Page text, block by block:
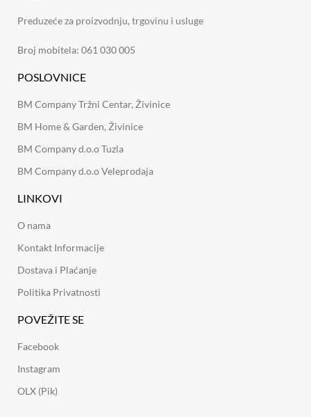
Preduzeće za proizvodnju, trgovinu i usluge
Broj mobitela: 061 030 005
POSLOVNICE
BM Company Tržni Centar, Živinice
BM Home & Garden, Živinice
BM Company d.o.o Tuzla
BM Company d.o.o Veleprodaja
LINKOVI
O nama
Kontakt Informacije
Dostava i Plaćanje
Politika Privatnosti
POVEŽITE SE
Facebook
Instagram
OLX (Pik)